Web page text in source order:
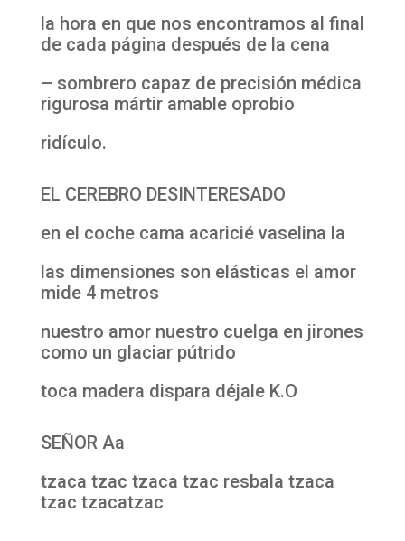
la hora en que nos encontramos al final
de cada página después de la cena
– sombrero capaz de precisión médica
rigurosa mártir amable oprobio
ridículo.
EL CEREBRO DESINTERESADO
en el coche cama acaricié vaselina la
las dimensiones son elásticas el amor
mide 4 metros
nuestro amor nuestro cuelga en jirones
como un glaciar pútrido
toca madera dispara déjale K.O
SEÑOR Aa
tzaca tzac tzaca tzac resbala tzaca
tzac tzacatzac